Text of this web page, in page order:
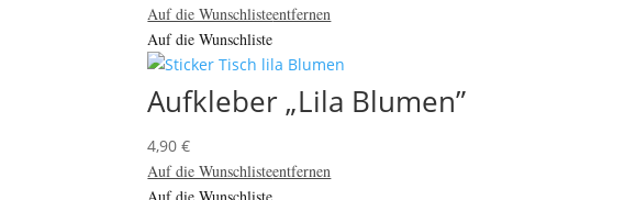
Auf die Wunschlisteentfernen
Auf die Wunschliste
Aufkleber „Lila Blumen”
4,90€
Auf die Wunschlisteentfernen